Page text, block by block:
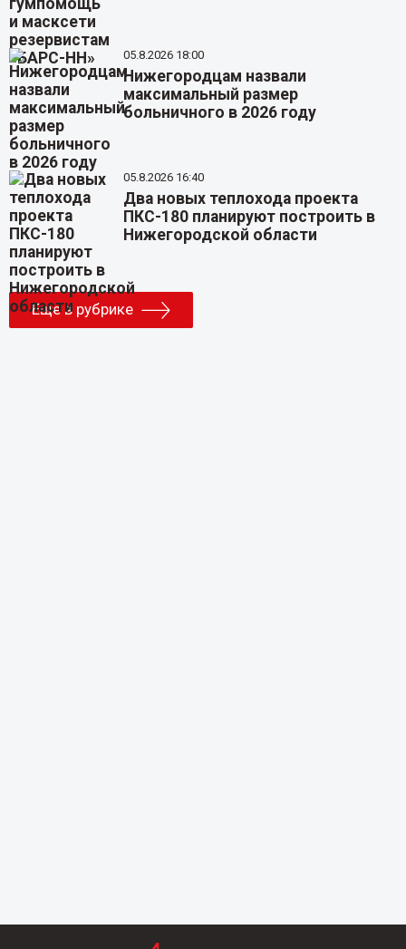
05.8.2026 18:00
Нижегородцам назвали
максимальный размер
больничного в 2026 году
05.8.2026 16:40
Два новых теплохода проекта
ПКС-180 планируют построить в
Нижегородской области
Еще в рубрике